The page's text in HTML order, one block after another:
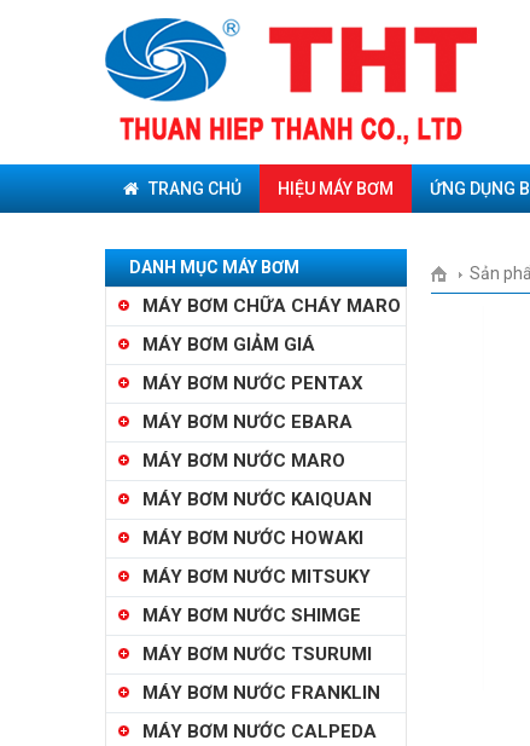
TRANG CHỦ HIỆU MÁY BƠM ỨNG DỤNG
DANH MỤC MÁY BƠM
MÁY BƠM CHỮA CHÁY MARO
MÁY BƠM GIẢM GIÁ
MÁY BƠM NƯỚC PENTAX
MÁY BƠM NƯỚC EBARA
MÁY BƠM NƯỚC MARO
MÁY BƠM NƯỚC KAIQUAN
MÁY BƠM NƯỚC HOWAKI
MÁY BƠM NƯỚC MITSUKY
MÁY BƠM NƯỚC SHIMGE
MÁY BƠM NƯỚC TSURUMI
MÁY BƠM NƯỚC FRANKLIN
MÁY BƠM NƯỚC CALPEDA
Sản